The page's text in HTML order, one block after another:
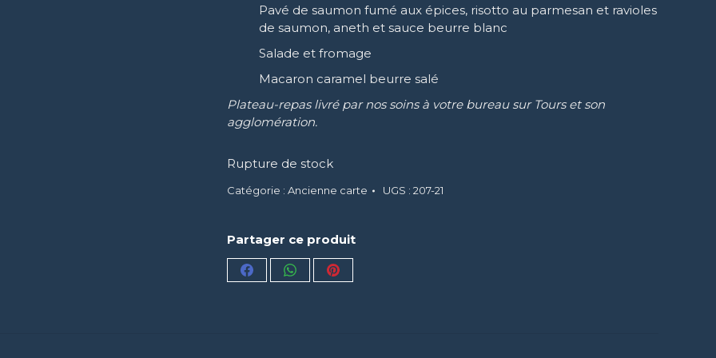
Pavé de saumon fumé aux épices, risotto au parmesan et ravioles
de saumon, aneth et sauce beurre blanc
Salade et fromage
Macaron caramel beurre salé
Plateau-repas livré par nos soins à votre bureau sur Tours et son
agglomération.
Rupture de stock
Catégorie : Ancienne carte UGS : 207-21
Partager ce produit
PartagerPartagerPartager